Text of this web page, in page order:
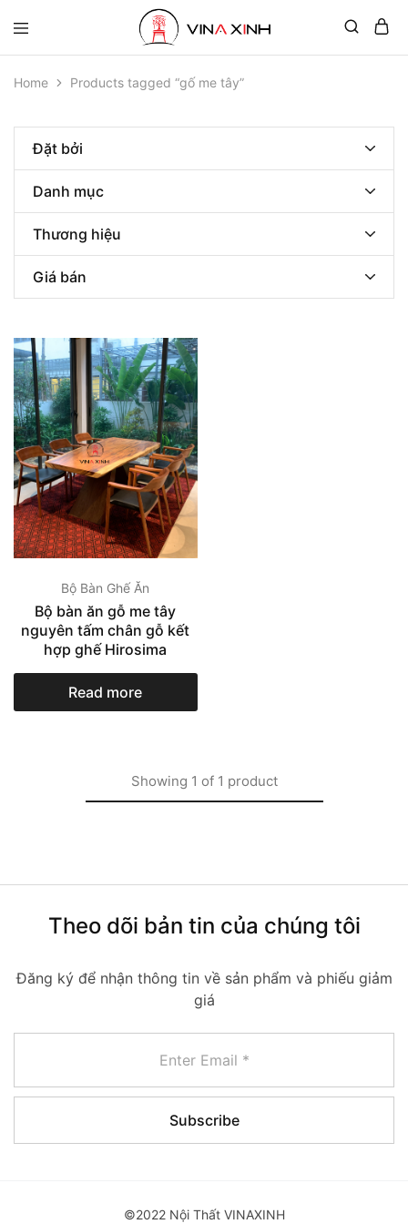
Home Products tagged “gố me tây”
Đặt bởi
Danh mục
Thương hiệu
Giá bán
Bộ Bàn Ghế Ăn
Bộ bàn ăn gỗ me tây
nguyên tấm chân gỗ kết
hợp ghế Hirosima
Read more
Showing 1 of 1 product
Theo dõi bản tin của chúng tôi
Đăng ký để nhận thông tin về sản phẩm và phiếu giảm
giá
©2022 Nội Thất VINAXINH